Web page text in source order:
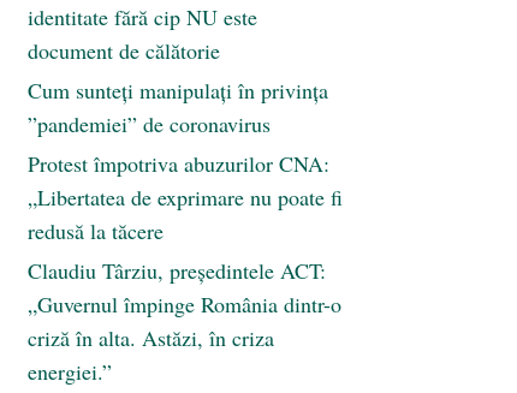
identitate fără cip NU este
document de călătorie
Cum sunteți manipulați în privința
”pandemiei” de coronavirus
Protest împotriva abuzurilor CNA:
„Libertatea de exprimare nu poate fi
redusă la tăcere
Claudiu Târziu, președintele ACT:
„Guvernul împinge România dintr-o
criză în alta. Astăzi, în criza
energiei.”